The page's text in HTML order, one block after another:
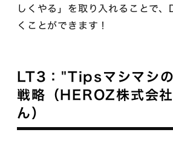
しくやる」を取り入れることで
くことができます！
LT3："Tipsマシマシ
戦略（HEROZ株式会
ん）